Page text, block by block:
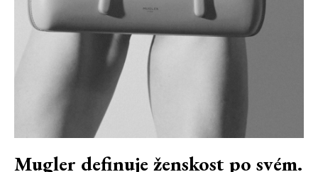
Mugler definuje ženskost po svém.